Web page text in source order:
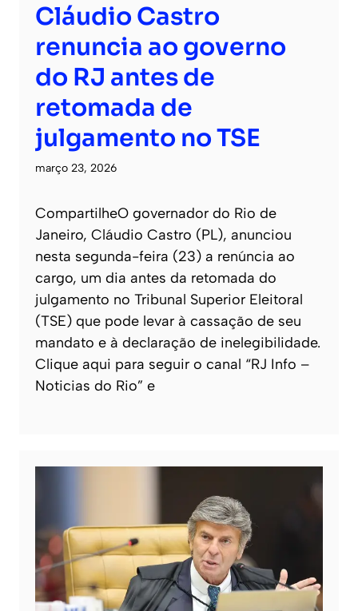
Cláudio Castro
renuncia ao governo
do RJ antes de
retomada de
julgamento no TSE
março 23, 2026
CompartilheO governador do Rio de
Janeiro, Cláudio Castro (PL), anunciou
nesta segunda-feira (23) a renúncia ao
cargo, um dia antes da retomada do
julgamento no Tribunal Superior Eleitoral
(TSE) que pode levar à cassação de seu
mandato e à declaração de inelegibilidade.
Clique aqui para seguir o canal “RJ Info –
Noticias do Rio” e